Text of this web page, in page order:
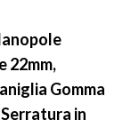
22mm,
Gomma
in